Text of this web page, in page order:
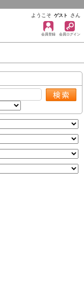
ようこそ ゲスト さん
会員登録 会員ログイン